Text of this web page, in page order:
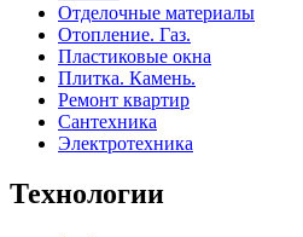
Отделочные материалы
Отопление. Газ.
Пластиковые окна
Плитка. Камень.
Ремонт квартир
Сантехника
Электротехника
Технологии